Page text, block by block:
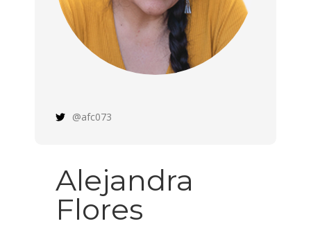
@afc073
Alejandra
Flores